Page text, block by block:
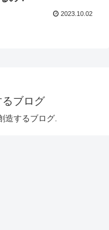
2023.10.02
ブログ
造するブログ.